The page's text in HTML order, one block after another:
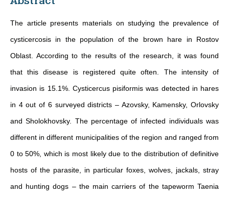
The article presents materials on studying the prevalence of
cysticercosis in the population of the brown hare in Rostov
Oblast. According to the results of the research, it was found
that this disease is registered quite often. The intensity of
invasion is 15.1%. Cysticercus pisiformis was detected in hares
in 4 out of 6 surveyed districts – Azovsky, Kamensky, Orlovsky
and Sholokhovsky. The percentage of infected individuals was
different in different municipalities of the region and ranged from
0 to 50%, which is most likely due to the distribution of definitive
hosts of the parasite, in particular foxes, wolves, jackals, stray
and hunting dogs – the main carriers of the tapeworm Taenia